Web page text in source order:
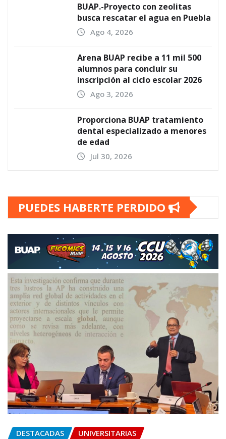
BUAP.-Proyecto con zeolitas
busca rescatar el agua en Puebla
Ago 4, 2026
Arena BUAP recibe a 11 mil 500
alumnos para concluir su
inscripción al ciclo escolar 2026
Ago 3, 2026
Proporciona BUAP tratamiento
dental especializado a menores
de edad
Jul 30, 2026
PUEDES HABERTE PERDIDO
DESTACADAS UNIVERSITARIAS